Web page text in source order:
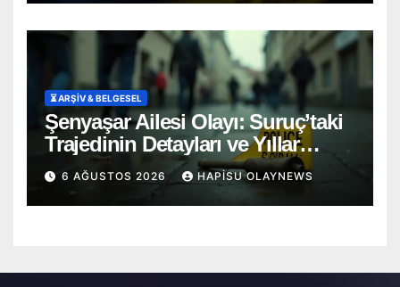
⏳ ARŞİV & BELGESEL
Şenyaşar Ailesi Olayı: Suruç’taki
Trajedinin Detayları ve Yıllar
Süren Adalet Mücadelesi
6 AĞUSTOS 2026 HAPISU OLAYNEWS